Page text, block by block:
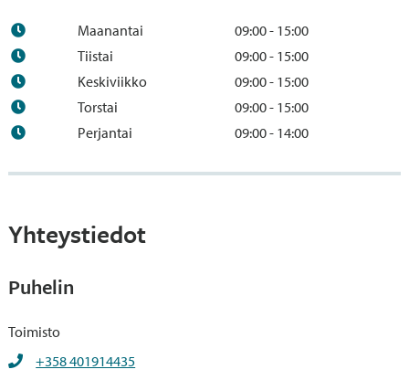
Maanantai
09:00 - 15:00
Tiistai
09:00 - 15:00
Keskiviikko
09:00 - 15:00
Torstai
09:00 - 15:00
Perjantai
09:00 - 14:00
Yhteystiedot
Puhelin
Toimisto
+358 401914435